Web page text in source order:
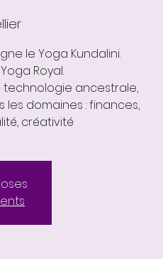
le Yoga Kundalini.
Royal.
technologie ancestrale,
domaines : finances,
créativité